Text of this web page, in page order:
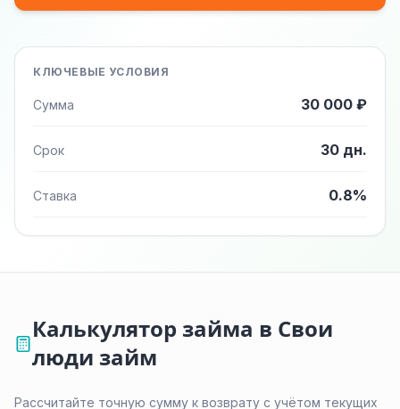
КЛЮЧЕВЫЕ УСЛОВИЯ
Сумма 30 000 ₽
Срок 30 дн.
Ставка 0.8%
Калькулятор займа в Свои
люди займ
Рассчитайте точную сумму к возврату с учётом текущих